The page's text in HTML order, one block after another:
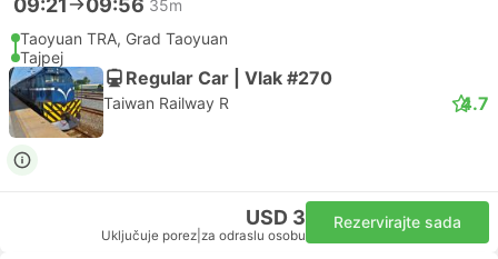
35m
Taoyuan TRA, Grad Taoyuan
Tajpej
Regular Car | Vlak #270
Taiwan Railway R 4.7
USD 3
Uključuje porez za odraslu osobu
Rezervirajte sada